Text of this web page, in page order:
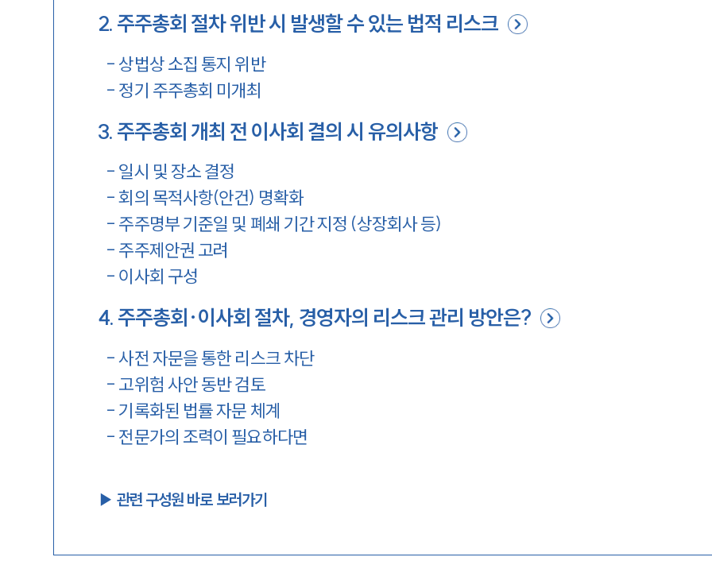
2. 주주총회 절차 위반 시 발생할 수 있는 법적 리스크
- 상법상 소집 통지 위반
- 정기 주주총회 미개최
3. 주주총회 개최 전 이사회 결의 시 유의사항
- 일시 및 장소 결정
-회의 목적사항(안건) 명확화
- 주주명부 기준일 및 폐쇄 기간 지정 (상장회사 등)
- 주주제안권 고려
- 이사회 구성
4. 주주총회·이사회 절차, 경영자의 리스크 관리 방안은?
-사전 자문을 통한 리스크 차단
- 고위험 사안 동반 검토
- 기록화된 법률 자문 체계
- 전문가의 조력이 필요하다면
▶︎ 관련 구성원 바로 보러가기